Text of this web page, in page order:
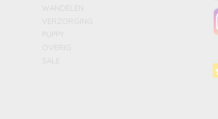
WANDELEN
VERZORGING
PUPPY
OVERIG
SALE